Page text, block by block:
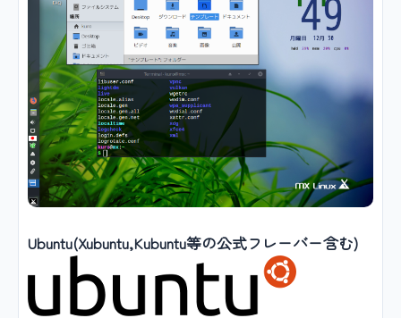
Ubuntu(Xubuntu,Kubuntu等の公式フレーバー含む)